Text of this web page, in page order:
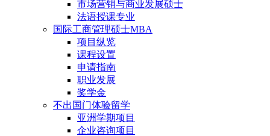
市场营销与商业发展硕士
法语授课专业
国际工商管理硕士MBA
项目纵览
课程设置
申请指南
职业发展
奖学金
不出国门体验留学
亚洲学期项目
企业咨询项目